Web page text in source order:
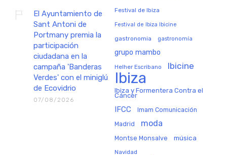
El Ayuntamiento de
Sant Antoni de
Portmany premia la
participación
ciudadana en la
campaña 'Banderas
Verdes' con el miniglú
de Ecovidrio
07/08/2026
Festival de Ibiza
Festival de Ibiza Ibicine
gastronomia gastronomía
grupo mambo
Helher Escribano Ibicine
Ibiza
Ibiza y Formentera Contra el
Cáncer
IFCC Imam Comunicación
Madrid moda
Montse Monsalve música
Navidad